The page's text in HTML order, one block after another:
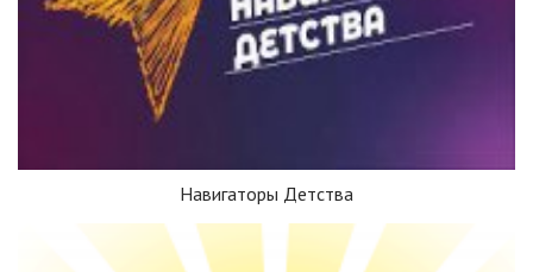
Навигаторы Детства